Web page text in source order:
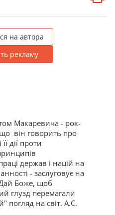
на автора
рекламу
Макаревича - рок-
що він говорить про
дії проти
держав і націй на
- заслуговує на
Дай Боже, щоб
глузд перемагали
погляд на світ. А.С.